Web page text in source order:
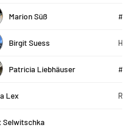
Marion Süß
Birgit Suess
Patricia Liebhäuser
Lex
Selwitschka